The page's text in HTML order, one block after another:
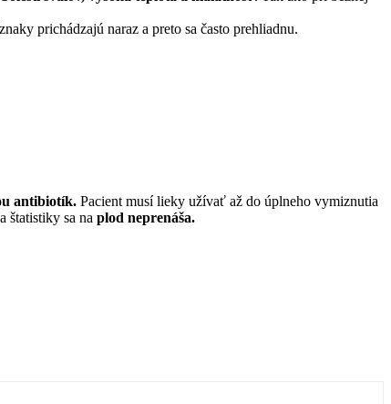
prichádzajú naraz a preto sa často prehliadnu.
antibiotík. Pacient musí lieky užívať až do úplneho vymiznutia
štatistiky sa na plod neprenáša.